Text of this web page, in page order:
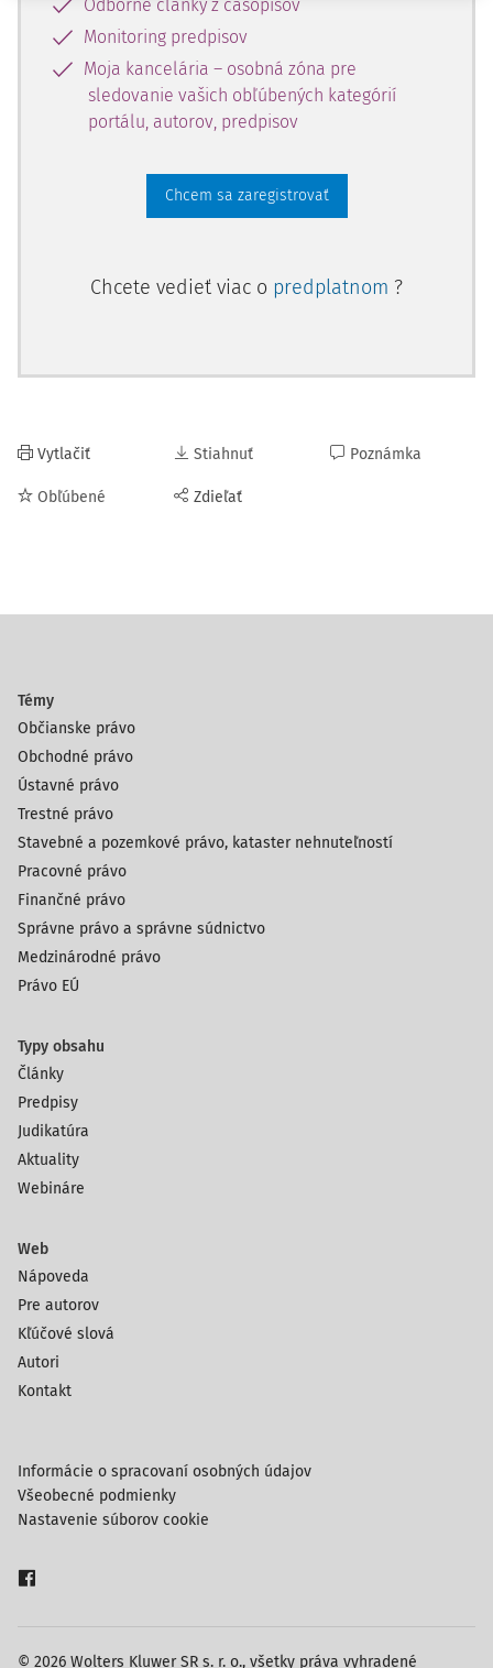
Odborné články z časopisov
Monitoring predpisov
Moja kancelária – osobná zóna pre
sledovanie vašich obľúbených kategórií
portálu, autorov, predpisov
Chcem sa zaregistrovať
Chcete vedieť viac o predplatnom ?
Vytlačiť
Obľúbené
Stiahnuť
Zdieľať
Poznámka
Témy
Občianske právo
Obchodné právo
Ústavné právo
Trestné právo
Stavebné a pozemkové právo, kataster nehnuteľností
Pracovné právo
Finančné právo
Správne právo a správne súdnictvo
Medzinárodné právo
Právo EÚ
Typy obsahu
Články
Predpisy
Judikatúra
Aktuality
Webináre
Web
Nápoveda
Pre autorov
Kľúčové slová
Autori
Kontakt
© 2026 Wolters Kluwer SR s. r. o., všetky práva vyhradené
Informácie o spracovaní osobných údajov
Všeobecné podmienky
Nastavenie súborov cookie